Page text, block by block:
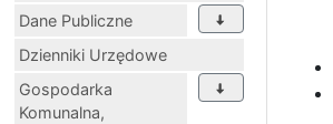
Dane Publiczne
Dzienniki Urzędowe
Gospodarka
Komunalna,